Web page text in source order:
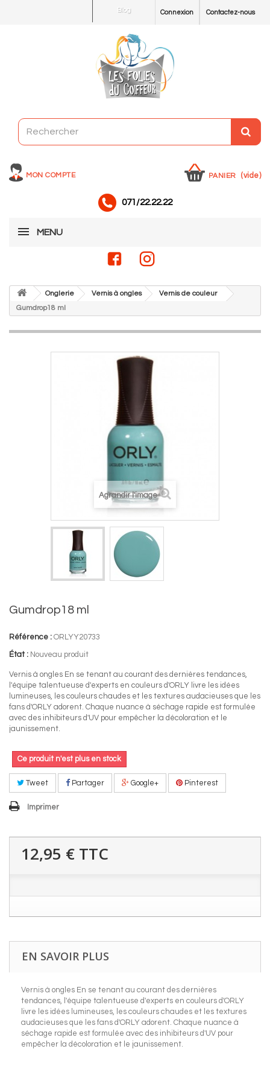
Contactez-nous
Connexion
Blog
MON COMPTE PANIER (vide)
071/22.22.22
MENU
Onglerie Vernis à ongles
Vernis de couleur
Gumdrop18 ml
Agrandir l'image
Gumdrop18 ml
Référence : ORLYY20733
État : Nouveau produit
Vernis à ongles En se tenant au courant des dernières tendances,
l'équipe talentueuse d'experts en couleurs d'ORLY livre les idées
lumineuses, les couleurs chaudes et les textures audacieuses que les
fans d'ORLY adorent. Chaque nuance à séchage rapide est formulée
avec des inhibiteurs d'UV pour empêcher la décoloration et le
jaunissement.
Ce produit n'est plus en stock
Tweet Partager Google+ Pinterest
Imprimer
12,95 € TTC
EN SAVOIR PLUS
Vernis à ongles En se tenant au courant des dernières
tendances, l'équipe talentueuse d'experts en couleurs d'ORLY
livre les idées lumineuses, les couleurs chaudes et les textures
audacieuses que les fans d'ORLY adorent. Chaque nuance à
séchage rapide est formulée avec des inhibiteurs d'UV pour
empêcher la décoloration et le jaunissement.